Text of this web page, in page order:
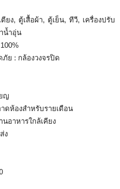
ยง, ตู้เสื้อผ้า, ตู้เย็น, ทีวี, เครื่องปรับ
น้ำอุ่น
ย : กล้องวงจรปิด
ญ
ดห้องสำหรับรายเดือน
อาหารใกล้เคียง
ง